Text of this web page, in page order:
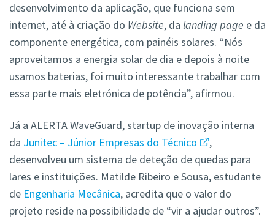
desenvolvimento da aplicação, que funciona sem
internet, até à criação do Website, da landing page e da
componente energética, com painéis solares. “Nós
aproveitamos a energia solar de dia e depois à noite
usamos baterias, foi muito interessante trabalhar com
essa parte mais eletrónica de potência”, afirmou.
Já a ALERTA WaveGuard, startup de inovação interna
da Junitec – Júnior Empresas do Técnico
,
desenvolveu um sistema de deteção de quedas para
lares e instituições. Matilde Ribeiro e Sousa, estudante
de Engenharia Mecânica, acredita que o valor do
projeto reside na possibilidade de “vir a ajudar outros”.